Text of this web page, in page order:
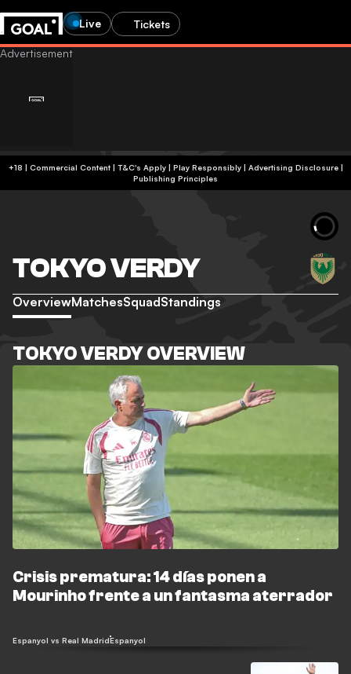
Live Tickets
+18 | Commercial Content | T&C's Apply | Play Responsibly| Advertising Disclosure|
Publishing Principles
TOKYO VERDY
OverviewMatchesSquadStandings
TOKYO VERDY OVERVIEW
Crisis prematura: 14 días ponen a
Mourinho frente a un fantasma aterrador
Espanyol vs Real MadridEspanyol